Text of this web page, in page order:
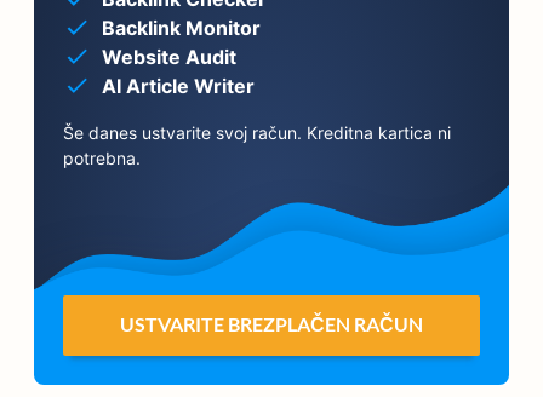
Backlink Monitor
Website Audit
AI Article Writer
Še danes ustvarite svoj račun. Kreditna kartica ni
potrebna.
USTVARITE BREZPLAČEN RAČUN